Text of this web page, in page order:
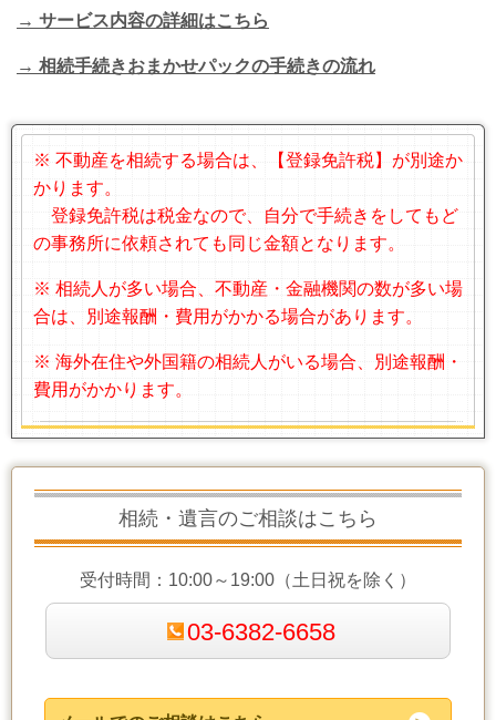
→ サービス内容の詳細はこちら
→ 相続手続きおまかせパックの手続きの流れ
※ 不動産を相続する場合は、【登録免許税】が別途か
かります。
登録免許税は税金なので、自分で手続きをしてもど
の事務所に依頼されても同じ金額となります。
※ 相続人が多い場合、不動産・金融機関の数が多い場
合は、別途報酬・費用がかかる場合があります。
※ 海外在住や外国籍の相続人がいる場合、別途報酬・
費用がかかります。
相続・遺言のご相談はこちら
受付時間：10:00～19:00（土日祝を除く）
03-6382-6658